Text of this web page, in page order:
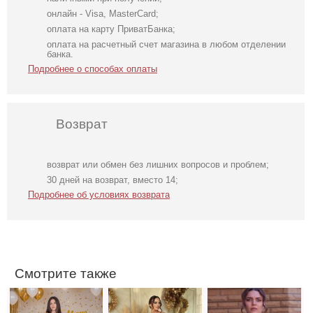
онлайн - Visa, MasterCard;
оплата на карту ПриватБанка;
оплата на расчетный счет магазина в любом отделении
банка.
Подробнее о способах оплаты
Возврат
возврат или обмен без лишних вопросов и проблем;
30 дней на возврат, вместо 14;
Подробнее об условиях возврата
Смотрите также
Облегающее
вечернее платье
черного цвета с
Вечернее
нарядное
корсетное платье